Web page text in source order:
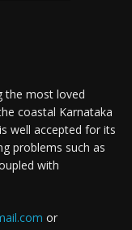
the most loved
coastal Karnataka
well accepted for its
problems such as
with
or